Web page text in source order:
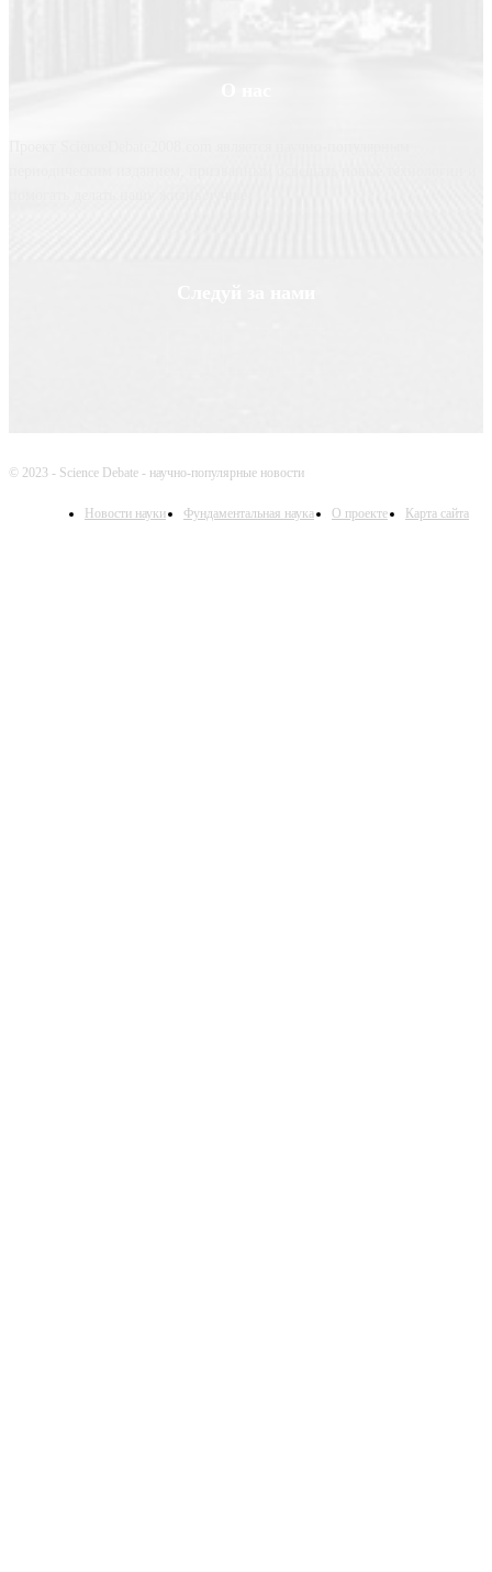
© 2023 - Science Debate - научно-популярные новости
Новости науки Фундаментальная наука О проекте Карта сайта